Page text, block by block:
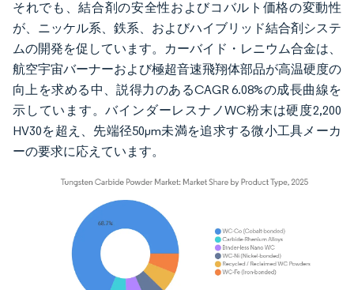
それでも、結合剤の安全性およびコバルト価格の変動性
が、ニッケル系、鉄系、およびハイブリッド結合剤システ
ムの開発を促しています。カーバイド・レニウム合金は、
航空宇宙バーナーおよび極超音速飛翔体部品が高温硬度の
向上を求める中、説得力のあるCAGR 6.08%の成長曲線を
示しています。バインダーレスナノWC粉末は硬度2,200
HV30を超え、先端径50μm未満を追求する微小工具メーカ
ーの要求に応えています。